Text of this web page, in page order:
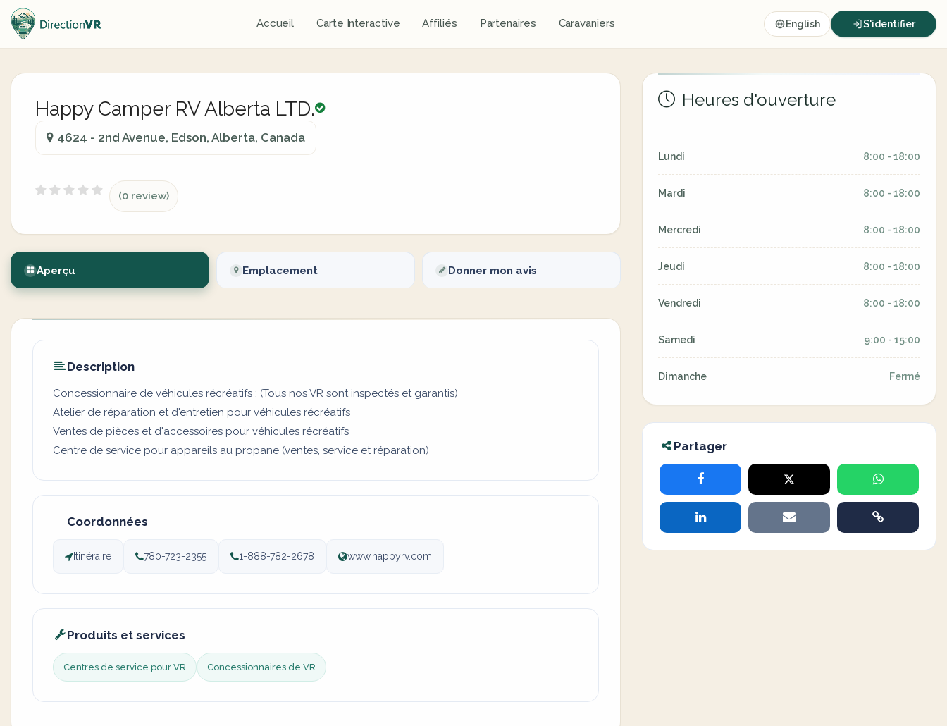
Accueil Carte Interactive Affiliés Partenaires Caravaniers English S'identifier
Happy Camper RV Alberta LTD.
4624 - 2nd Avenue, Edson, Alberta, Canada
(0 review)
Aperçu Emplacement Donner mon avis
Description
Concessionnaire de véhicules récréatifs : (Tous nos VR sont inspectés et garantis)
Atelier de réparation et d'entretien pour véhicules récréatifs
Ventes de pièces et d'accessoires pour véhicules récréatifs
Centre de service pour appareils au propane (ventes, service et réparation)
Coordonnées
Itinéraire 780-723-2355 1-888-782-2678 www.happyrv.com
Produits et services
Centres de service pour VR Concessionnaires de VR
Heures d'ouverture
Lundi 8:00 - 18:00
Mardi 8:00 - 18:00
Mercredi 8:00 - 18:00
Jeudi 8:00 - 18:00
Vendredi 8:00 - 18:00
Samedi 9:00 - 15:00
Dimanche Fermé
Partager